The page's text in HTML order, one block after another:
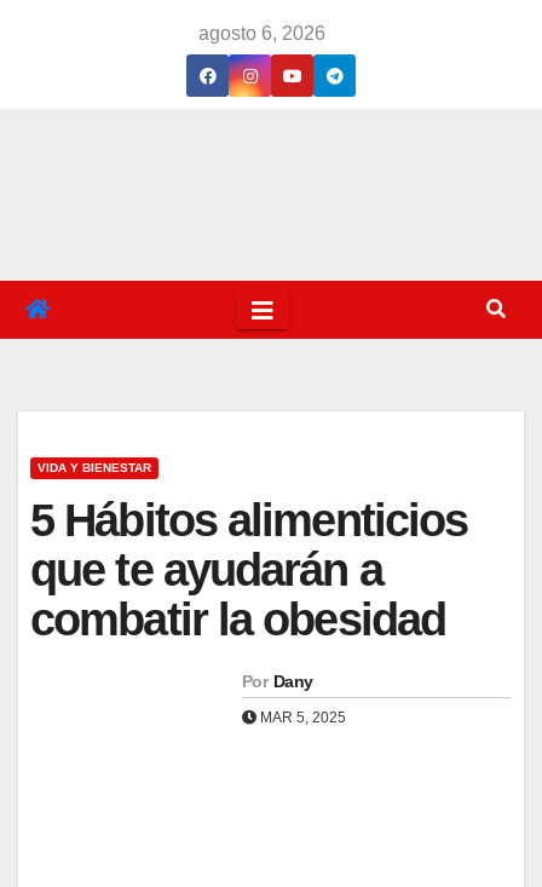
agosto 6, 2026
VIDA Y BIENESTAR
5 Hábitos alimenticios
que te ayudarán a
combatir la obesidad
Por Dany
MAR 5, 2025